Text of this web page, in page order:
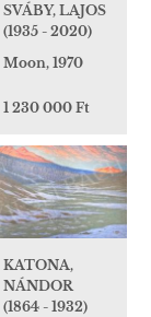
SVÁBY, LAJOS
(1935 - 2020)
Moon, 1970
1 230 000 Ft
KATONA,
NÁNDOR
(1864 - 1932)